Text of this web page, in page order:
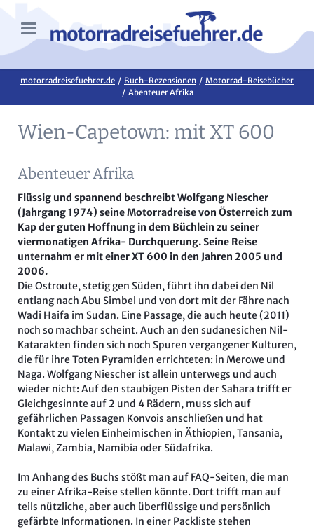
motorradreisefuehrer.de Buch-Rezensionen
Motorrad-Reisebücher
Abenteuer Afrika
Wien-Capetown: mit XT 600
Abenteuer Afrika
Flüssig und spannend beschreibt Wolfgang Niescher
(Jahrgang 1974) seine Motorradreise von Österreich zum
Kap der guten Hoffnung in dem Büchlein zu seiner
viermonatigen Afrika- Durchquerung. Seine Reise
unternahm er mit einer XT 600 in den Jahren 2005 und
2006.
Die Ostroute, stetig gen Süden, führt ihn dabei den Nil
entlang nach Abu Simbel und von dort mit der Fähre nach
Wadi Haifa im Sudan. Eine Passage, die auch heute (2011)
noch so machbar scheint. Auch an den sudanesichen Nil-
Katarakten finden sich noch Spuren vergangener Kulturen,
die für ihre Toten Pyramiden errichteten: in Merowe und
Naga. Wolfgang Niescher ist allein unterwegs und auch
wieder nicht: Auf den staubigen Pisten der Sahara trifft er
Gleichgesinnte auf 2 und 4 Rädern, muss sich auf
gefährlichen Passagen Konvois anschließen und hat
Kontakt zu vielen Einheimischen in Äthiopien, Tansania,
Malawi, Zambia, Namibia oder Südafrika.
Im Anhang des Buchs stößt man auf FAQ-Seiten, die man
zu einer Afrika-Reise stellen könnte. Dort trifft man auf
teils nützliche, aber auch überflüssige und persönlich
gefärbte Informationen. In einer Packliste stehen